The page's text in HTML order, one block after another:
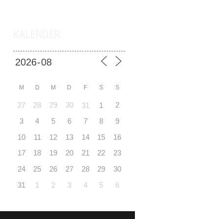
M D M D F S S
27 28 29 30 31 1
2
3
4 5 6 7 8
9
10
11 12 13 14 15
16
17
18 19 20 21 22
23
24
25 26 27 28 29
30
31
1 2 3 4 5 6